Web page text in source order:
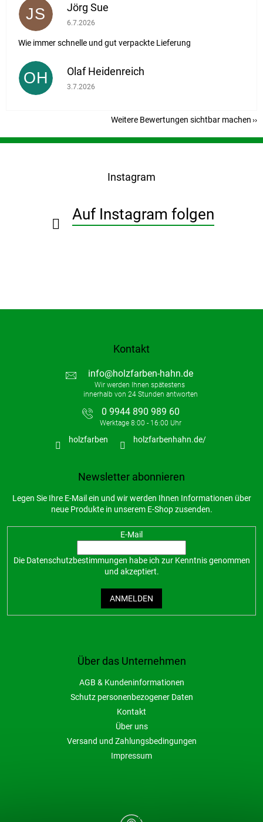
JS Jörg Sue
Die Shop-Bewertung beträgt 5 von 5 Sternen.
6.7.2026
Wie immer schnelle und gut verpackte Lieferung
OH Olaf Heidenreich
Die Shop-Bewertung beträgt 5 von 5 Sternen.
3.7.2026
Weitere Bewertungen sichtbar machen
F
Über das Unternehmen
AGB & Kundeninformationen
Schutz personenbezogener Daten
Kontakt
Über uns
Versand und Zahlungsbedingungen
Impressum
Instagram
Auf Instagram folgen
Kontakt
info@holzfarben-hahn.de
0 9944 890 989 60
holzfarben holzfarbenhahn.de/
Newsletter abonnieren
Legen Sie Ihre E-Mail ein und wir werden Ihnen Informationen über
neue Produkte in unserem E-Shop zusenden.
E-Mail
Die Datenschutzbestimmungen habe ich zur Kenntnis genommen
und akzeptiert.
ANMELDEN